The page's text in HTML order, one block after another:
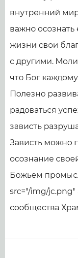
внутренний
важно осознать
жизни свои
с другими.
что Бог
Полезно
радоваться
зависть
Зависть можно
осознание
Божьем
src="/img/
сообщества